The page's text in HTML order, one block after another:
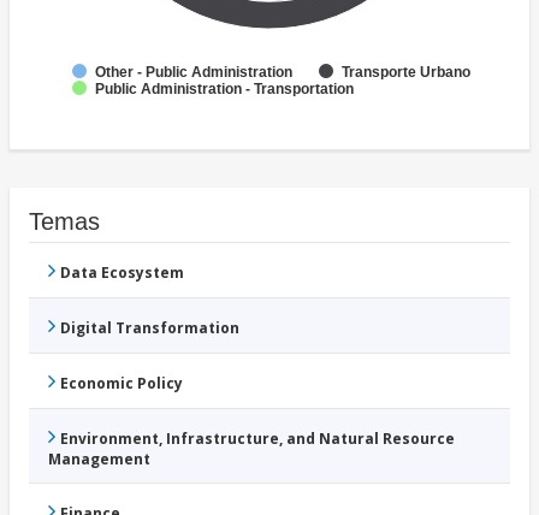
Other - Public Administration
Transporte Urbano
Public Administration - Transportation
Temas
Data Ecosystem
Digital Transformation
Economic Policy
Environment, Infrastructure, and Natural Resource
Management